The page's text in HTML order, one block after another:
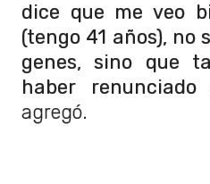
dice que me veo
(tengo 41 años), no
genes, sino que
haber
agregó.